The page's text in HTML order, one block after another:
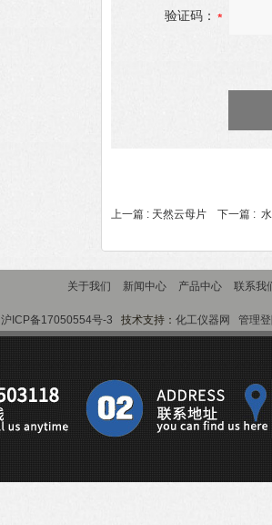
验证码：
上一篇 : 天然云母片 下一篇 :
关于我们 新闻中心 产品中心 联系我
沪ICP备17050554号-3 技术支持： 化工仪器网 管理